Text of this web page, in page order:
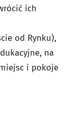
ich
od Rynku),
na
i pokoje